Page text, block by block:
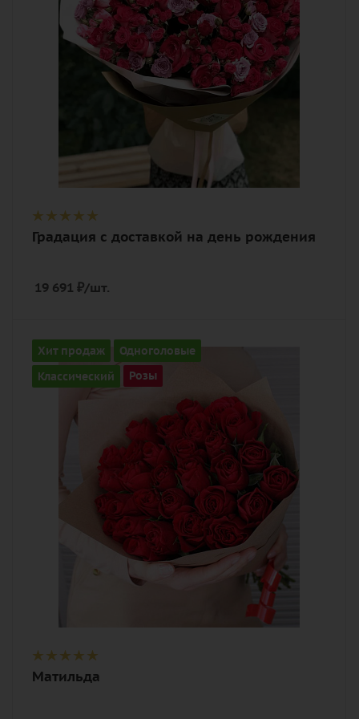
дизайнерская упаковка
Градация с доставкой на день рождения
19 691 ₽/шт.
Хит продаж
Одноголовые
Классический
Розы
Количество
51
алый, бордовый, красный, чайный
роза, лента, дизайнерская упаковка
Матильда